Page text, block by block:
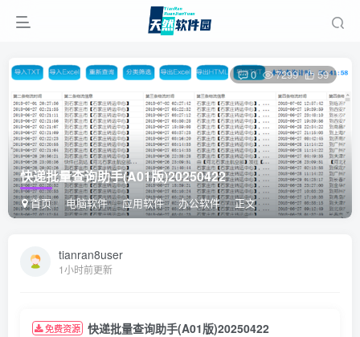
快递批量查询助手(A01版)20250422
首页 电脑软件 应用软件 办公软件 正文
0 7299 59
tianran8user
1小时前更新
免费资源 快递批量查询助手(A01版)20250422